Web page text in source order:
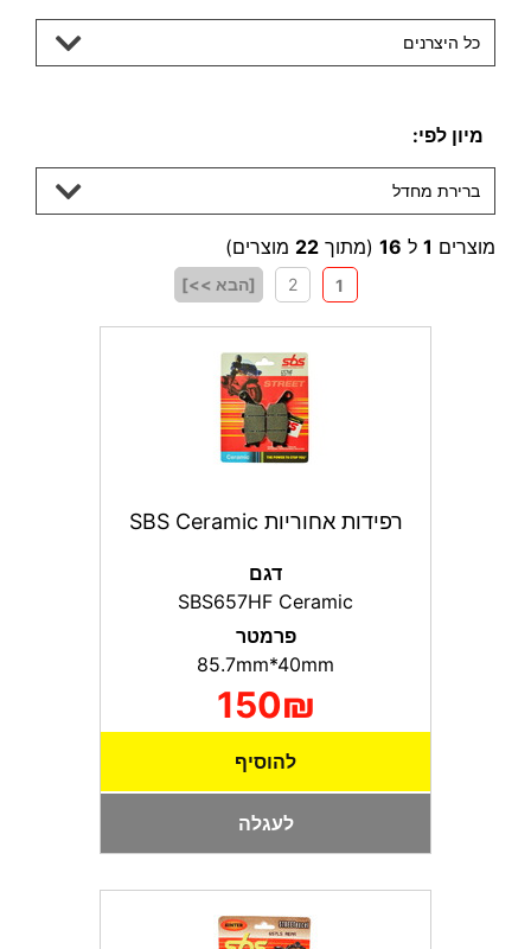
כל היצרנים
מיון לפי:
ברירת מחדל
מוצרים 1 ל 16 (מתוך 22 מוצרים)
1
2 [הבא >>]
רפידות אחוריות SBS Ceramic
דגם
SBS657HF Ceramic
פרמטר
150₪
להוסיף
לעגלה